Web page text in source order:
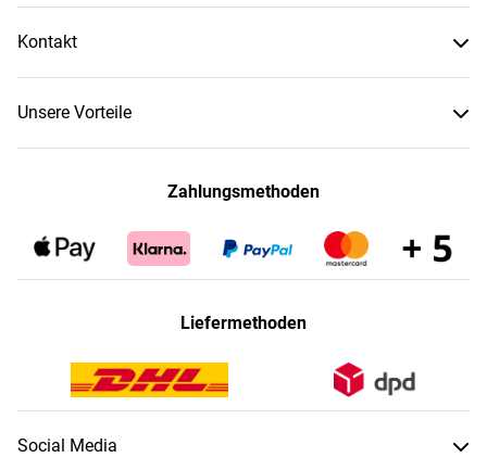
Kontakt
Unsere Vorteile
Zahlungsmethoden
Liefermethoden
Social Media